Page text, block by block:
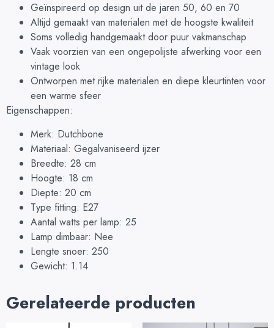
Geïnspireerd op design uit de jaren 50, 60 en 70
Altijd gemaakt van materialen met de hoogste kwaliteit
Soms volledig handgemaakt door puur vakmanschap
Vaak voorzien van een ongepolijste afwerking voor een
vintage look
Ontworpen met rijke materialen en diepe kleurtinten voor
een warme sfeer
Eigenschappen:
Merk: Dutchbone
Materiaal: Gegalvaniseerd ijzer
Breedte: 28 cm
Hoogte: 18 cm
Diepte: 20 cm
Type fitting: E27
Aantal watts per lamp: 25
Lamp dimbaar: Nee
Lengte snoer: 250
Gewicht: 1.14
Gerelateerde producten